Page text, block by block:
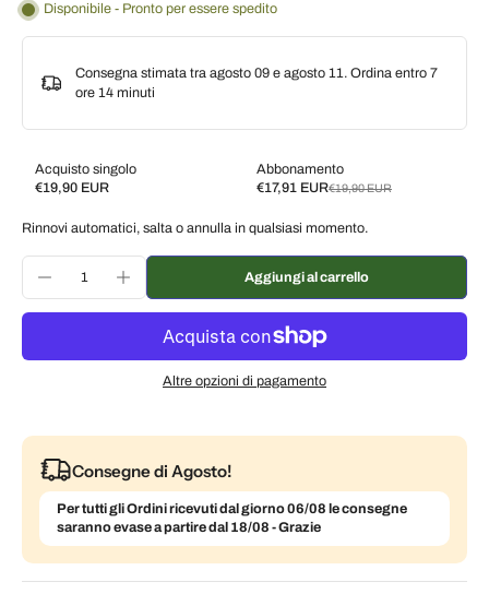
Disponibile - Pronto per essere spedito
Consegna stimata tra agosto 09 e agosto 11. Ordina entro 7
ore 14 minuti
Acquisto singolo
€19,90 EUR
Abbonamento
€17,91 EUR€19,90 EUR
Subscribe and save
Consegna ogni 3 settimane, 7% di sconto
Consegna ogni mese, 5% di sconto
€18,91 EUR
Rinnovi automatici, salta o annulla in qualsiasi momento.
Aggiungi al carrello
Altre opzioni di pagamento
Consegne di Agosto!
Per tutti gli Ordini ricevuti dal giorno 06/08 le consegne
saranno evase a partire dal 18/08 - Grazie